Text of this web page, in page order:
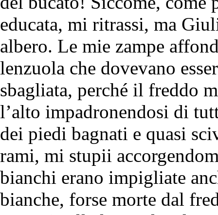
educata, mi ritrassi, ma
albero. Le mie zampe
lenzuola che dovevano
sbagliata, perché il freddo
l’alto impadronendosi di
dei piedi bagnati e quasi
rami, mi stupii
bianchi erano impigliate
bianche, forse morte dal